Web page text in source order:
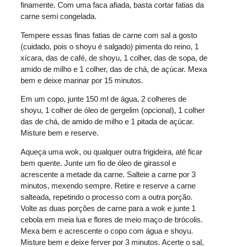
finamente. Com uma faca afiada, basta cortar fatias da
carne semi congelada.
Tempere essas finas fatias de carne com sal a gosto
(cuidado, pois o shoyu é salgado) pimenta do reino, 1
xícara, das de café, de shoyu, 1 colher, das de sopa, de
amido de milho e 1 colher, das de chá, de açúcar. Mexa
bem e deixe marinar por 15 minutos.
Em um copo, junte 150 ml de água, 2 colheres de
shoyu, 1 colher de óleo de gergelim (opcional), 1 colher
das de chá, de amido de milho e 1 pitada de açúcar.
Misture bem e reserve.
Aqueça uma wok, ou qualquer outra frigideira, até ficar
bem quente. Junte um fio de óleo de girassol e
acrescente a metade da carne. Salteie a carne por 3
minutos, mexendo sempre. Retire e reserve a carne
salteada, repetindo o processo com a outra porção.
Volte as duas porções de carne para a wok e junte 1
cebola em meia lua e flores de meio maço de brócolis.
Mexa bem e acrescente o copo com água e shoyu.
Misture bem e deixe ferver por 3 minutos. Acerte o sal,